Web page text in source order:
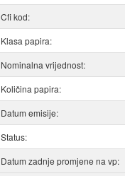
Cfi kod:
Klasa papira:
Nominalna vrijednost:
Količina papira:
Datum emisije:
Status:
Datum zadnje promjene na vp: